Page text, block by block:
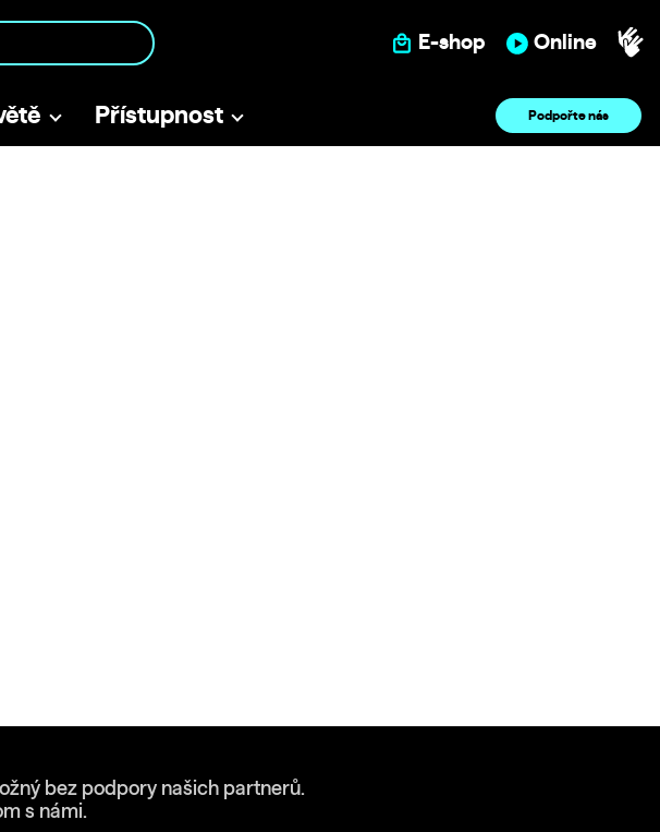
E-shop Online
Přístupnost Podpořte nás
bez podpory našich partnerů.
s námi.